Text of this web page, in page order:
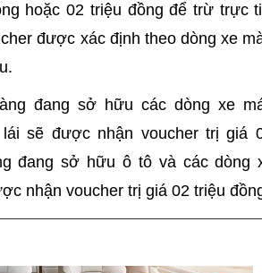
hoặc 02 triệu đồng để trừ trực
được xác định theo dòng xe
đang sở hữu các dòng xe
lái sẽ được nhận voucher trị giá
đang sở hữu ô tô và các dòng
nhận voucher trị giá 02 triệu